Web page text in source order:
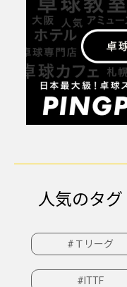
人気のタグ
#Ｔリーグ
#ITTF